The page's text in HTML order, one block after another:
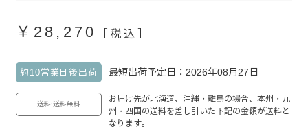
￥28,270 ［税込］
約10営業日後出荷 最短出荷予定日：2026年08月27日
送料:送料無料
お届け先が北海道、沖縄・離島の場合、本州・九
州・四国の送料を差し引いた下記の金額が送料と
なります。